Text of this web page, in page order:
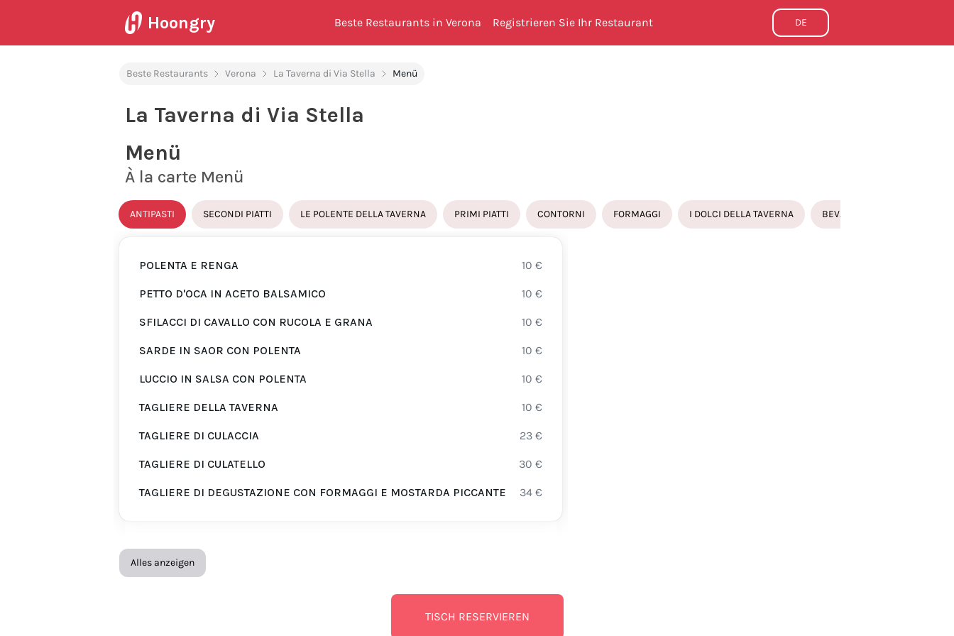
Hoongry Beste Restaurants in Verona Registrieren Sie Ihr Restaurant DE
Beste Restaurants Verona La Taverna di Via Stella Menü
La Taverna di Via Stella
Menü
À la carte Menü
ANTIPASTI SECONDI PIATTI LE POLENTE DELLA TAVERNA PRIMI PIATTI CONTORNI FORMAGGI I DOLCI DELLA TAVERNA BEVANDE
POLENTA E RENGA 10 €
PETTO D'OCA IN ACETO BALSAMICO 10 €
SFILACCI DI CAVALLO CON RUCOLA E GRANA 10 €
SARDE IN SAOR CON POLENTA 10 €
LUCCIO IN SALSA CON POLENTA 10 €
TAGLIERE DELLA TAVERNA 10 €
TAGLIERE DI CULACCIA 23 €
TAGLIERE DI CULATELLO 30 €
TAGLIERE DI DEGUSTAZIONE CON FORMAGGI E MOSTARDA PICCANTE 34 €
Alles anzeigen
TISCH RESERVIEREN